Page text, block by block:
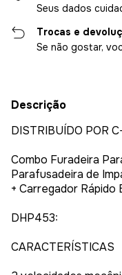
Seus dados
Trocas e
Se não gostar,
Descrição
DISTRIBUÍDO POR
Combo Furadeira
Parafusadeira de
+ Carregador Rápido
DHP453:
CARACTERÍSTICAS